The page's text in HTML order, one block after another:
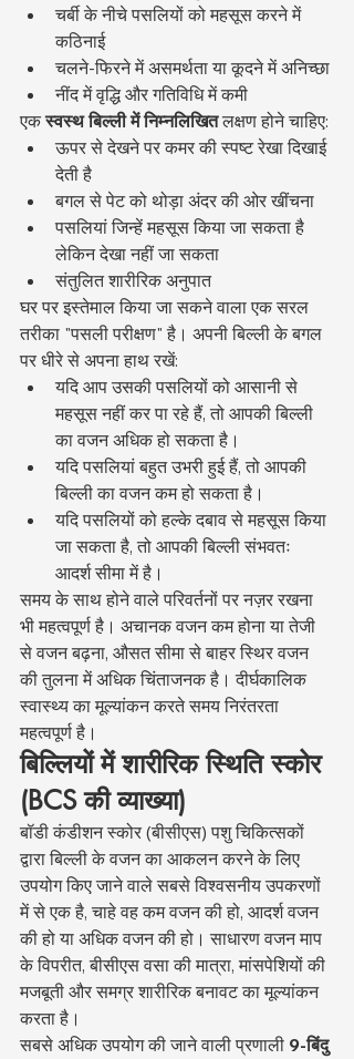
चर्बी के नीचे पसलियों को महसूस करने में
कठिनाई
चलने-फिरने में असमर्थता या कूदने में अनिच्छा
नींद में वृद्धि और गतिविधि में कमी
एक स्वस्थ बिल्ली में निम्नलिखित लक्षण होने चाहिए:
ऊपर से देखने पर कमर की स्पष्ट रेखा दिखाई
देती है
बगल से पेट को थोड़ा अंदर की ओर खींचना
पसलियां जिन्हें महसूस किया जा सकता है
लेकिन देखा नहीं जा सकता
संतुलित शारीरिक अनुपात
घर पर इस्तेमाल किया जा सकने वाला एक सरल
तरीका "पसली परीक्षण" है। अपनी बिल्ली के बगल
पर धीरे से अपना हाथ रखें:
यदि आप उसकी पसलियों को आसानी से
महसूस नहीं कर पा रहे हैं, तो आपकी बिल्ली
का वजन अधिक हो सकता है।
यदि पसलियां बहुत उभरी हुई हैं, तो आपकी
बिल्ली का वजन कम हो सकता है।
यदि पसलियों को हल्के दबाव से महसूस किया
जा सकता है, तो आपकी बिल्ली संभवतः
आदर्श सीमा में है।
समय के साथ होने वाले परिवर्तनों पर नज़र रखना
भी महत्वपूर्ण है। अचानक वजन कम होना या तेजी
से वजन बढ़ना, औसत सीमा से बाहर स्थिर वजन
की तुलना में अधिक चिंताजनक है। दीर्घकालिक
स्वास्थ्य का मूल्यांकन करते समय निरंतरता
महत्वपूर्ण है।
बिल्लियों में शारीरिक स्थिति स्कोर
(BCS की व्याख्या)
बॉडी कंडीशन स्कोर (बीसीएस) पशु चिकित्सकों
द्वारा बिल्ली के वजन का आकलन करने के लिए
उपयोग किए जाने वाले सबसे विश्वसनीय उपकरणों
में से एक है, चाहे वह कम वजन की हो, आदर्श वजन
की हो या अधिक वजन की हो। साधारण वजन माप
के विपरीत, बीसीएस वसा की मात्रा, मांसपेशियों की
मजबूती और समग्र शारीरिक बनावट का मूल्यांकन
करता है।
सबसे अधिक उपयोग की जाने वाली प्रणाली 9-बिंदु